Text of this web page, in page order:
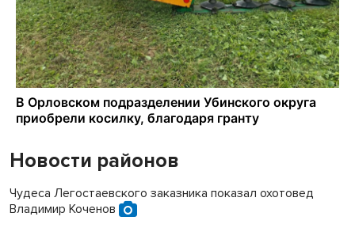
Новости районов
Чудеса Легостаевского заказника показал охотовед
Владимир Коченов